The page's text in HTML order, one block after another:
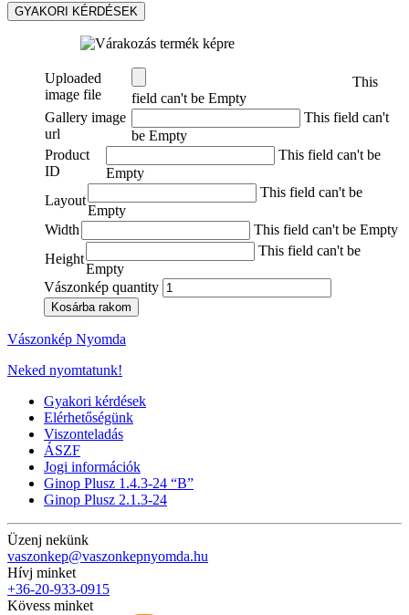
GYAKORI KÉRDÉSEK
Uploaded
image file
This
field can't be Empty
Gallery image
url
This field can't
be Empty
Product
ID
This field can't be
Empty
Layout
This field can't be
Empty
Width
This field can't be Empty
Height
This field can't be
Empty
Vászonkép quantity
Kosárba rakom
Vászonkép Nyomda
Neked nyomtatunk!
Gyakori kérdések
Elérhetőségünk
Viszonteladás
ÁSZF
Jogi információk
Ginop Plusz 1.4.3-24 “B”
Ginop Plusz 2.1.3-24
Üzenj nekünk
vaszonkep@vaszonkepnyomda.hu
Hívj minket
+36-20-933-0915
Kövess minket